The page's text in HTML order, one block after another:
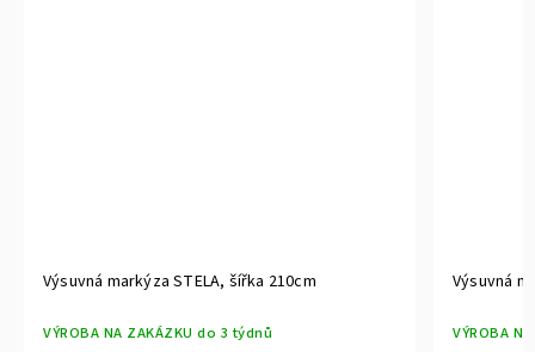
Výsuvná markýza STELA, šířka 360cm
VÝROBA NA ZAKÁZKU do 3 týdnů
Výsuvná
VÝROBA